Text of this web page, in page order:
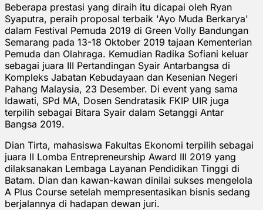
Beberapa prestasi yang diraih itu dicapai oleh Ryan
Syaputra, peraih proposal terbaik 'Ayo Muda Berkarya'
dalam Festival Pemuda 2019 di Green Volly Bandungan
Semarang pada 13-18 Oktober 2019 tajaan Kementerian
Pemuda dan Olahraga. Kemudian Radika Sofiani keluar
sebagai juara III Pertandingan Syair Antarbangsa di
Kompleks Jabatan Kebudayaan dan Kesenian Negeri
Pahang Malaysia, 23 Desember. Di event yang sama
Idawati, SPd MA, Dosen Sendratasik FKIP UIR juga
terpilih sebagai Bitara Syair dalam Setanggi Antar
Bangsa 2019.
Dian Tirta, mahasiswa Fakultas Ekonomi terpilih sebagai
juara II Lomba Entrepreneurship Award III 2019 yang
dilaksanakan Lembaga Layanan Pendidikan Tinggi di
Batam. Dian dan kawan-kawan dinilai sukses mengelola
A Plus Course setelah mempresentasikan bisnis sedang
berjalannya di hadapan dewan juri.